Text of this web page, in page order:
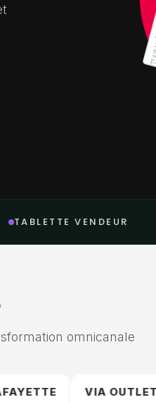
omnicanale
MARQUES